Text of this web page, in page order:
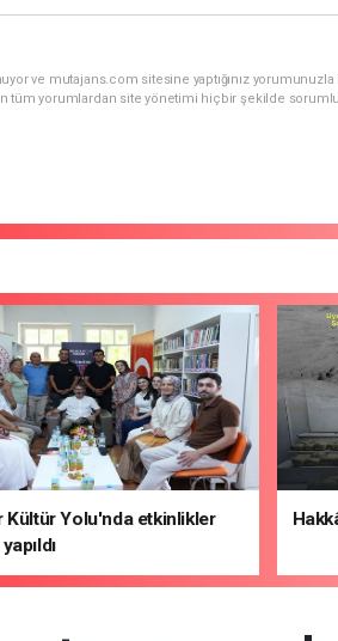
ve mutajans.com sitesine yaptığınız
tüm yorumlardan site yönetimi hiçbir şekilde
Kültür Yolu'nda etkinlikler